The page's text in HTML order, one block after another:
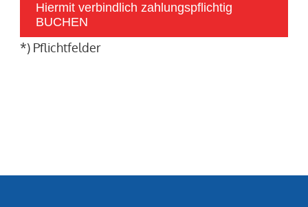
Hiermit verbindlich zahlungspflichtig
BUCHEN
*) Pflichtfelder